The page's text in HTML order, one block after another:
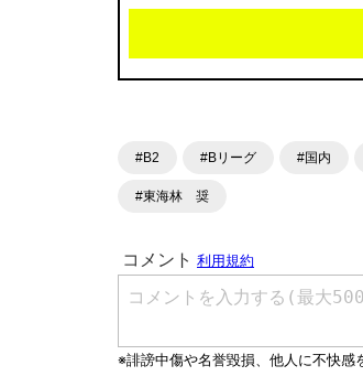
#B2 #Bリーグ #国内
#東海林 奨